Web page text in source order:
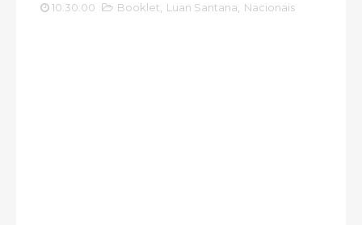
10:30:00 Booklet Luan Santana Nacionais